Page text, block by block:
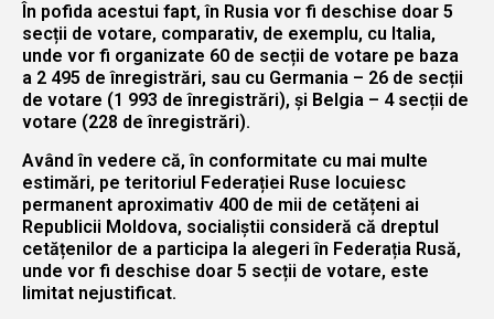
În pofida acestui fapt, în Rusia vor fi deschise doar 5
secții de votare, comparativ, de exemplu, cu Italia,
unde vor fi organizate 60 de secții de votare pe baza
a 2 495 de înregistrări, sau cu Germania – 26 de secții
de votare (1 993 de înregistrări), și Belgia – 4 secții de
votare (228 de înregistrări).
Având în vedere că, în conformitate cu mai multe
estimări, pe teritoriul Federației Ruse locuiesc
permanent aproximativ 400 de mii de cetățeni ai
Republicii Moldova, socialiștii consideră că dreptul
cetățenilor de a participa la alegeri în Federația Rusă,
unde vor fi deschise doar 5 secții de votare, este
limitat nejustificat.